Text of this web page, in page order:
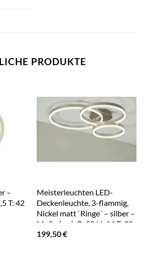
PRODUKTE
–
T: 42
Meisterleuchten LED-
Deckenleuchte, 3-flammig,
Nickel matt `Ringe´ – silber –
Maße (cm): B: 50 H: 14 T: 30
199,50€